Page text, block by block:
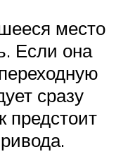
место
Если она
сразу
предстоит